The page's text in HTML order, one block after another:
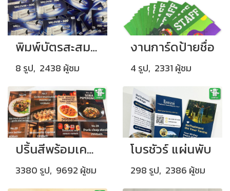
พิมพ์บัตรสะสมแต้มสี่สีหน้าหลัง จำนวน 500 ใบ
8 รูป, 2438 ผู้ชม
งานการ์ดป้ายชื่อ
4 รูป, 2331 ผู้ชม
ปริ้นสีพร้อมเคลือบพลาสติกกันน้ำ
3380 รูป, 9692 ผู้ชม
โบรชัวร์ แผ่นพับ
298 รูป, 2386 ผู้ชม